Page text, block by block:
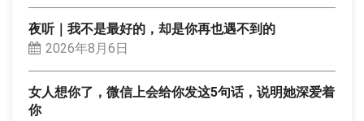
夜听｜我不是最好的，却是你再也遇不到的
2026年8月6日
女人想你了，微信上会给你发这5句话，说明她深爱着
你